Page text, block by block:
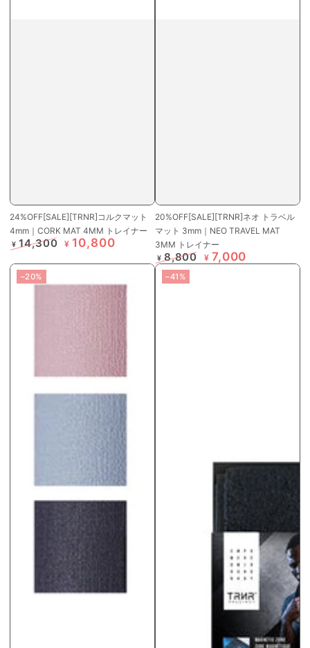
24%OFF[SALE][TRNR]コルクマット
4mm｜CORK MAT 4MM トレイナー
価
¥ 14,300
価
¥ 10,800
20%OFF[SALE][TRNR]ネオ トラベル
マット 3mm｜NEO TRAVEL MAT
3MM トレイナー
定
価
¥ 8,800 ¥ 7,000
–20% –41%